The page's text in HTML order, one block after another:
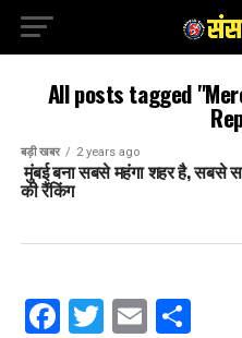
All posts tagged
बड़ी खबर 2 years ago
मुंबई बना सबसे महंगा शहर है, सबसे
की रैंकिंग
Facebook
Twitter
Email